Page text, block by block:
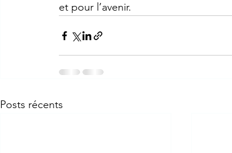
et pour l’avenir.
Posts récents